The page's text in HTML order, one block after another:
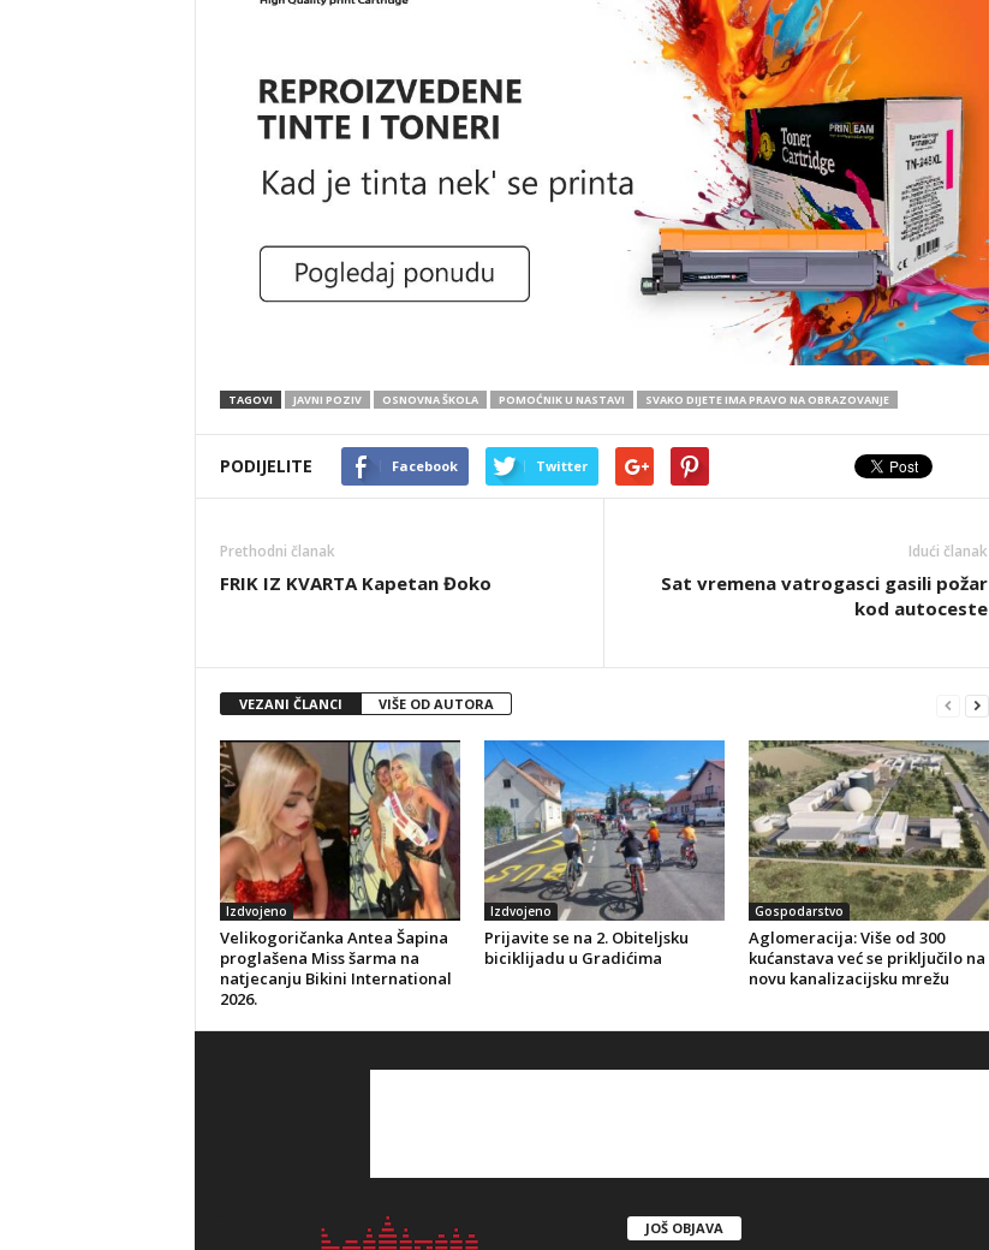
TAGOVI JAVNI POZIV OSNOVNA ŠKOLA POMOĆNIK U NASTAVI SVAKO DIJETE IMA PRAVO NA OBRAZOVANJE
PODIJELITE Facebook Twitter
Prethodni članak
FRIK IZ KVARTA Kapetan Đoko
Idući članak
Sat vremena vatrogasci gasili požar
kod autoceste
VEZANI ČLANCI VIŠE OD AUTORA
Izdvojeno
Velikogoričanka Antea Šapina
proglašena Miss šarma na
natjecanju Bikini International
2026.
Izdvojeno
Prijavite se na 2. Obiteljsku
biciklijadu u Gradićima
Gospodarstvo
Aglomeracija: Više od 300
kućanstava već se priključilo na
novu kanalizacijsku mrežu
JOŠ OBJAVA